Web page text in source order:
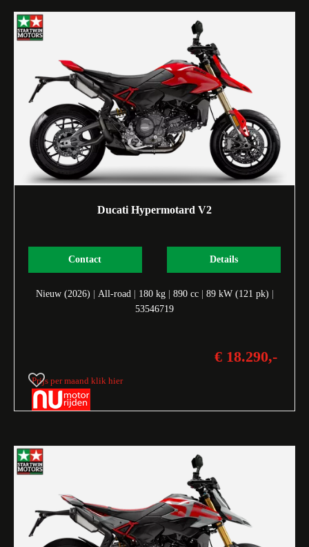
Ducati Hypermotard V2
Details
Contact
Nieuw (2026) All-road 180 kg| 890 cc| 89 kW (121 pk)
53546719
€ 18.290,-
Prijs per maand klik hier